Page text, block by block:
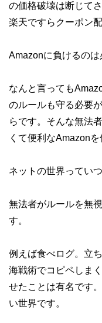
の価格破壊は断じて
楽天ですらクーポン
Amazonに負けるのは
なんと言っても
のルールも守る必要
らです。そんな無法
くて便利なAmazon
ネットの世界ってい
無法者がルールを無
す。
例えば食べログ。立
海戦術でコピペしま
せたことは有名です
い世界です。